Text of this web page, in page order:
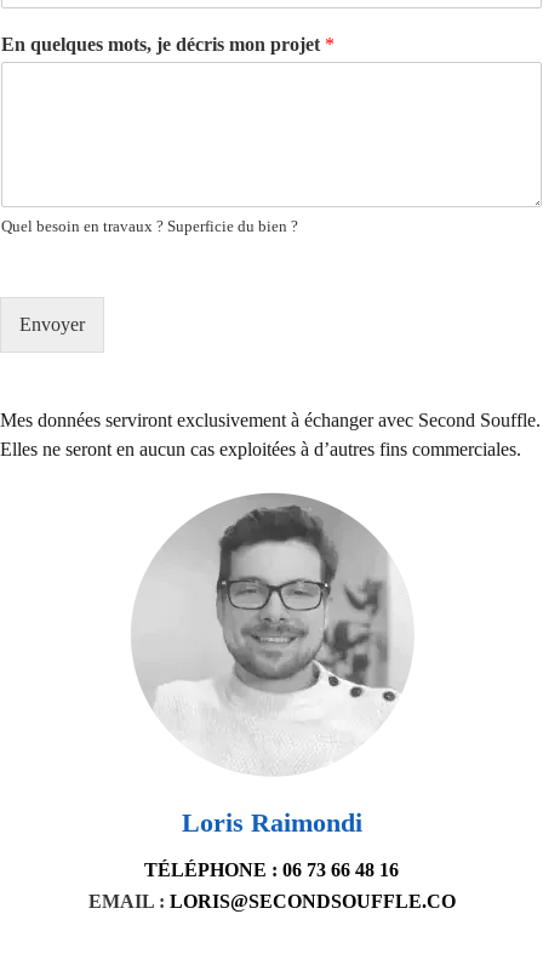
En quelques mots, je décris mon projet *
Quel besoin en travaux ? Superficie du bien ?
Envoyer
Mes données serviront exclusivement à échanger avec Second Souffle.
Elles ne seront en aucun cas exploitées à d’autres fins commerciales.
Loris Raimondi
TÉLÉPHONE : 06 73 66 48 16
EMAIL : LORIS@SECONDSOUFFLE.CO